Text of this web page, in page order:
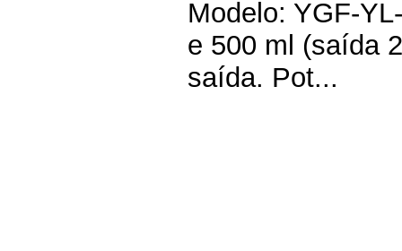
Modelo: YGF-
e 500 ml (saída
saída. Pot...